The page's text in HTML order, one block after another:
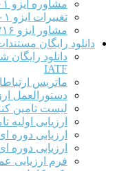
مشاوره ایزو ۲۹۰۰۱
تغییرات ایزو ۲۹۰۰۱
مشاور ایزو ۲۲۷۱۶
دانلود رایگان
دانلود رایگان
IATF
ماتریس
دستورالعمل
لیست تامین
ارزیابی اولیه
ارزیابی دوره
ارزیابی دوره
فرم ارزيابی